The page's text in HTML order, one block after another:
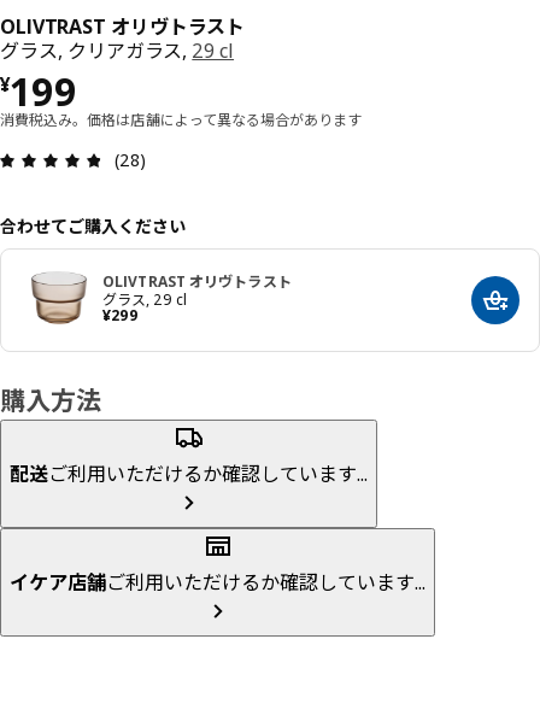
OLIVTRAST オリヴトラスト
グラス, クリアガラス, 29 cl
¥199
価格 ¥ 199
消費税込み。価格は店舗によって異なる場合があります
(28)
合わせてご購入ください
OLIVTRAST オリヴトラスト
グラス, 29 cl
¥299
価格 ¥ 299 カー
購入方法
配送ご利用いただけるか確認しています...
イケア店舗ご利用いただけるか確認しています...